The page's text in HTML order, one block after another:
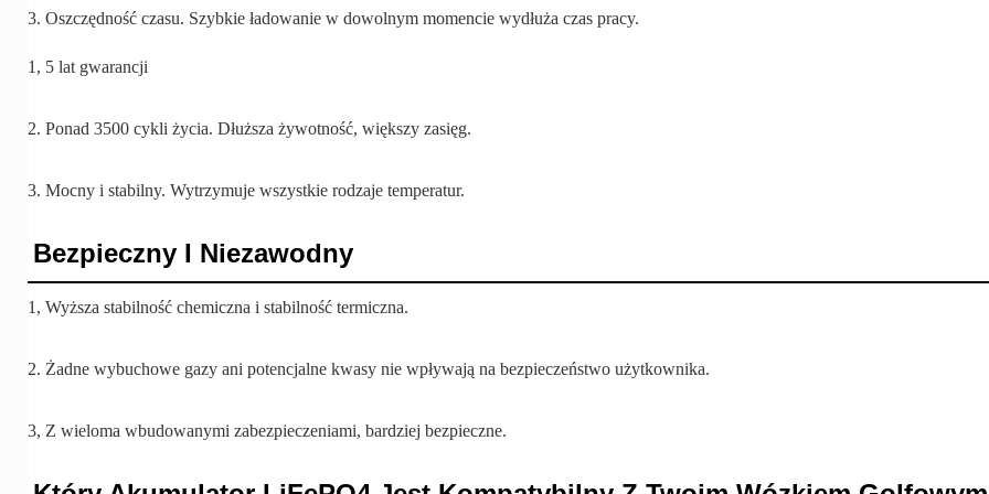
3. Oszczędność czasu. Szybkie ładowanie w dowolnym momencie wydłuża czas pracy.
1, 5 lat gwarancji
2. Ponad 3500 cykli życia. Dłuższa żywotność, większy zasięg.
3. Mocny i stabilny. Wytrzymuje wszystkie rodzaje temperatur.
Bezpieczny I Niezawodny
1, Wyższa stabilność chemiczna i stabilność termiczna.
2. Żadne wybuchowe gazy ani potencjalne kwasy nie wpływają na bezpieczeństwo użytkownika.
3, Z wieloma wbudowanymi zabezpieczeniami, bardziej bezpieczne.